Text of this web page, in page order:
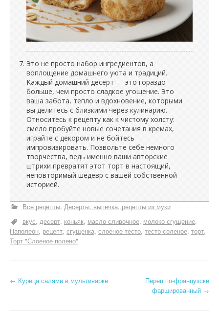
Это не просто набор ингредиентов, а
воплощение домашнего уюта и традиций.
Каждый домашний десерт — это гораздо
больше, чем просто сладкое угощение. Это
ваша забота, тепло и вдохновение, которыми
вы делитесь с близкими через кулинарию.
Относитесь к рецепту как к чистому холсту:
смело пробуйте новые сочетания в кремах,
играйте с декором и не бойтесь
импровизировать. Позвольте себе немного
творчества, ведь именно ваши авторские
штрихи превратят этот торт в настоящий,
неповторимый шедевр с вашей собственной
историей.
Все рецепты Десерты, выпечка, рецепты из муки
вкус десерт коньяк масло сливочное молоко сгущение
Наполеон рецепт сгущенка слоеное тесто тесто соленое торт
Торт "Слоеное полено"
Н
← Курица салями в мультиварке
Перец по-французски
фаршированный →